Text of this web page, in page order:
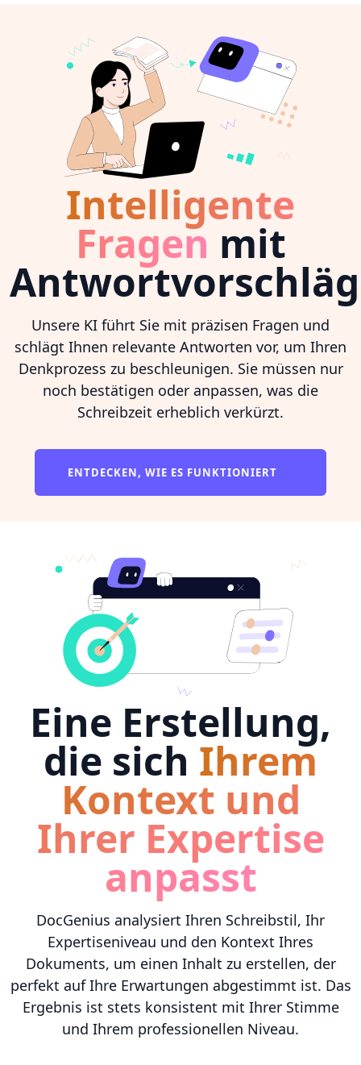
Intelligente
Fragen mit
Unsere KI führt Sie mit präzisen Fragen und
schlägt Ihnen relevante Antworten vor, um Ihren
Denkprozess zu beschleunigen. Sie müssen nur
noch bestätigen oder anpassen, was die
Schreibzeit erheblich verkürzt.
ENTDECKEN, WIE ES FUNKTIONIERT
Eine Erstellung,
die sich Ihrem
Kontext und
Ihrer Expertise
anpasst
DocGenius analysiert Ihren Schreibstil, Ihr
Expertiseniveau und den Kontext Ihres
Dokuments, um einen Inhalt zu erstellen, der
perfekt auf Ihre Erwartungen abgestimmt ist. Das
Ergebnis ist stets konsistent mit Ihrer Stimme
und Ihrem professionellen Niveau.